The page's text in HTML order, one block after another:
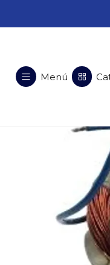
Taladros
Menú